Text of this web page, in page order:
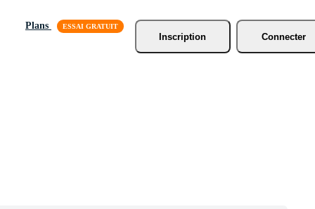
Plans
Inscription
Connecter